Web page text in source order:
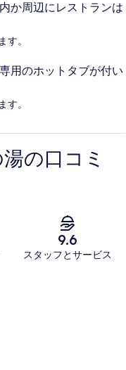
か周辺にレストランは
。
用のホットタブが付い
。
の口コミ
9.6
スタッフとサービス